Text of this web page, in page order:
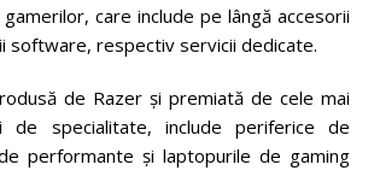
care include pe lângă accesorii
software, respectiv servicii dedicate.
de Razer și premiată de cele mai
de specialitate, include periferice de
performante și laptopurile de gaming